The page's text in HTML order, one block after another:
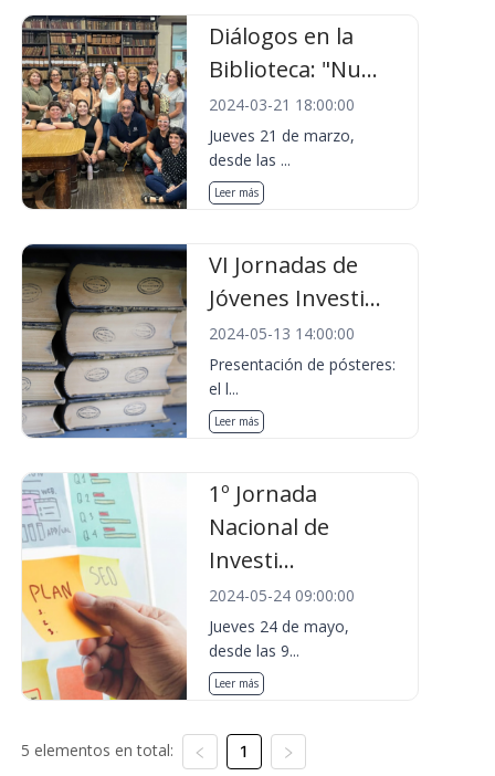
Diálogos en la
Biblioteca: "Nu...
2024-03-21 18:00:00
Jueves 21 de marzo,
desde las ...
Leer más
VI Jornadas de
Jóvenes Investi...
2024-05-13 14:00:00
Presentación de pósteres:
el l...
Leer más
1º Jornada
Nacional de
Investi...
2024-05-24 09:00:00
Jueves 24 de mayo,
desde las 9...
Leer más
5 elementos en total: 1